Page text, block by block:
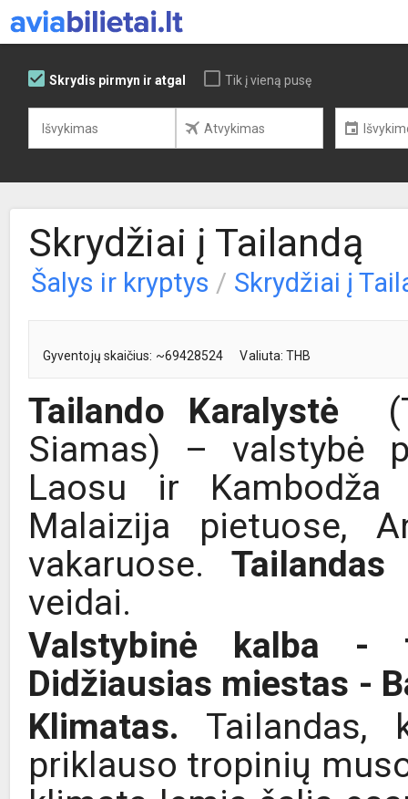
Skrydis pirmyn ir atgal Tik į vieną pusę
Skrydžiai į Tailandą
Šalys ir kryptys / Skrydžiai į
Gyventojų skaičius: ~69428524 Valiuta: THB
Tailando Karalystė
Siamas) – valstybė
Laosu ir
Malaizija pietuose,
vakaruose.Tailandas
veidai.
Valstybinė kalba -
Didžiausias miestas -
Klimatas. Tailandas,
priklauso tropinių